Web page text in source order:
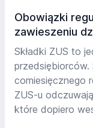
Obowiązki
zawieszeniu
Składki ZUS to
comiesięcznego
ZUS-u
które dopiero